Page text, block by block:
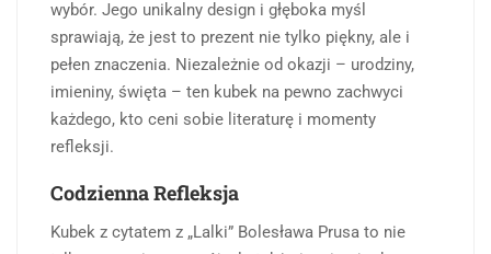
wybór. Jego unikalny design i głęboka myśl
sprawiają, że jest to prezent nie tylko piękny, ale i
pełen znaczenia. Niezależnie od okazji – urodziny,
imieniny, święta – ten kubek na pewno zachwyci
każdego, kto ceni sobie literaturę i momenty
refleksji.
Codzienna Refleksja
Kubek z cytatem z „Lalki” Bolesława Prusa to nie